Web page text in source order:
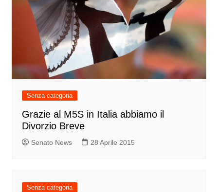
Senza categoria
Grazie al M5S in Italia abbiamo il
Divorzio Breve
Senato News 28 Aprile 2015
Senza categoria